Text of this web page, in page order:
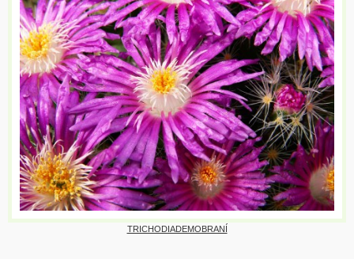
TRICHODIADEMOBRANÍ